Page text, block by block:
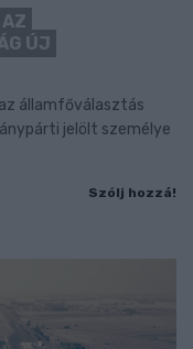
ÚJ
államfőválasztás
jelölt személye
Szólj hozzá!